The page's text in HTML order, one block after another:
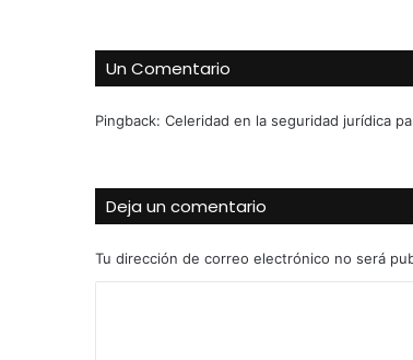
Un Comentario
Pingback: Celeridad en la seguridad jurídica
Deja un comentario
Tu dirección de correo electrónico no será